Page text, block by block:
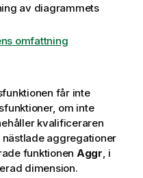
av diagrammets
omfattning
får inte
om inte
kvalificeraren
nästlade aggregationer
funktionen Aggr , i
dimension.